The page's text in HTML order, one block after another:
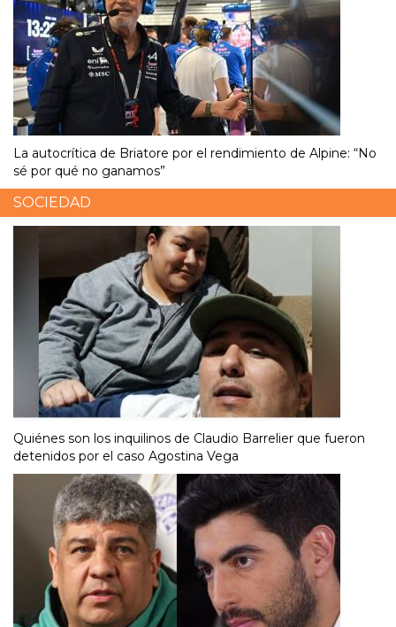
La autocrítica de Briatore por el rendimiento de Alpine: “No
sé por qué no ganamos”
SOCIEDAD
Quiénes son los inquilinos de Claudio Barrelier que fueron
detenidos por el caso Agostina Vega